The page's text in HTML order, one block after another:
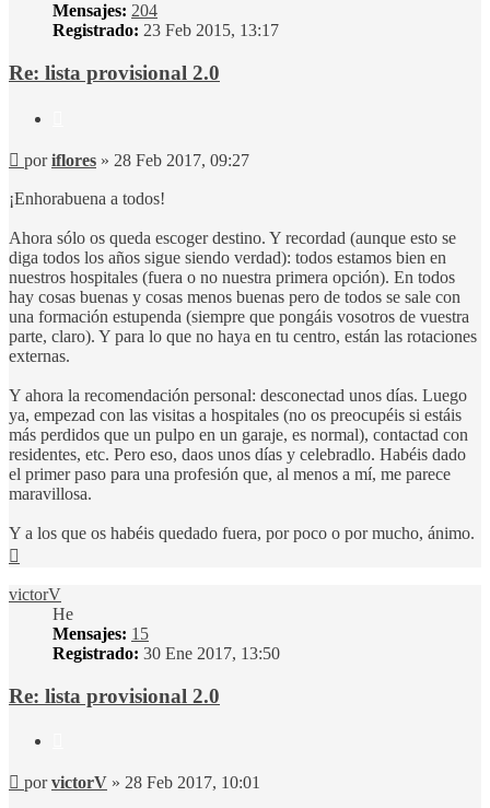
Mensajes: 204
Registrado: 23 Feb 2015, 13:17
Re: lista provisional 2.0
Mensaje
poriflores » 28 Feb 2017, 09:27
¡Enhorabuena a todos!
Ahora sólo os queda escoger destino. Y recordad (aunque esto se
diga todos los años sigue siendo verdad): todos estamos bien en
nuestros hospitales (fuera o no nuestra primera opción). En todos
hay cosas buenas y cosas menos buenas pero de todos se sale con
una formación estupenda (siempre que pongáis vosotros de vuestra
parte, claro). Y para lo que no haya en tu centro, están las rotaciones
externas.
Y ahora la recomendación personal: desconectad unos días. Luego
ya, empezad con las visitas a hospitales (no os preocupéis si estáis
más perdidos que un pulpo en un garaje, es normal), contactad con
residentes, etc. Pero eso, daos unos días y celebradlo. Habéis dado
el primer paso para una profesión que, al menos a mí, me parece
maravillosa.
Y a los que os habéis quedado fuera, por poco o por mucho, ánimo.
victorV
He
Mensajes: 15
Registrado: 30 Ene 2017, 13:50
Re: lista provisional 2.0
Mensaje
porvictorV » 28 Feb 2017, 10:01